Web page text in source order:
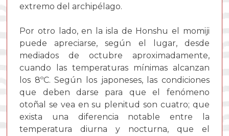
extremo del archipélago.
Por otro lado, en la isla de Honshu el momiji
puede apreciarse, según el lugar, desde
mediados de octubre aproximadamente,
cuando las temperaturas mínimas alcanzan
los 8ºC. Según los japoneses, las condiciones
que deben darse para que el fenómeno
otoñal se vea en su plenitud son cuatro; que
exista una diferencia notable entre la
temperatura diurna y nocturna, que el